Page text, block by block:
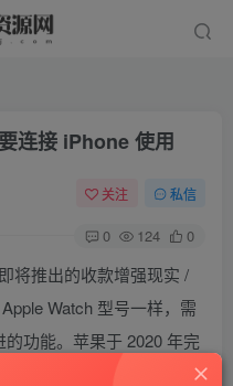
连接 iPhone 使用
关注 私信
0 124 0
将推出的收款增强现实 /
Watch 型号一样，需
功能。苹果于 2020 年完
The Information 报道称，